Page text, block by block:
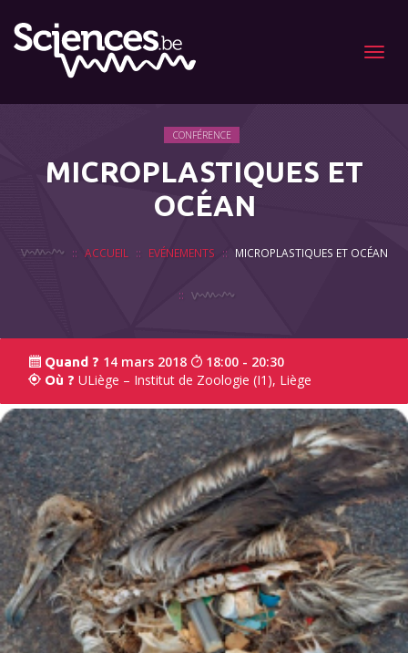
Menu
CONFÉRENCE
MICROPLASTIQUES ET
OCÉAN
ACCUEIL EVÉNEMENTS MICROPLASTIQUES ET OCÉAN
Quand ? 14 mars 2018 18:00 - 20:30
Où ? ULiège – Institut de Zoologie (I1), Liège